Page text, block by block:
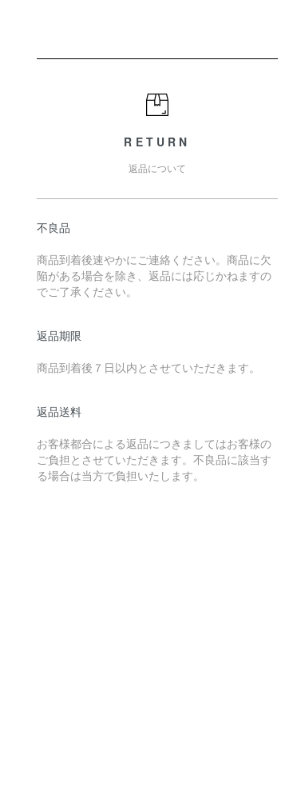
RETURN
返品について
不良品
商品到着後速やかにご連絡ください。商品に欠
陥がある場合を除き、返品には応じかねますの
でご了承ください。
返品期限
商品到着後７日以内とさせていただきます。
返品送料
お客様都合による返品につきましてはお客様の
ご負担とさせていただきます。不良品に該当す
る場合は当方で負担いたします。